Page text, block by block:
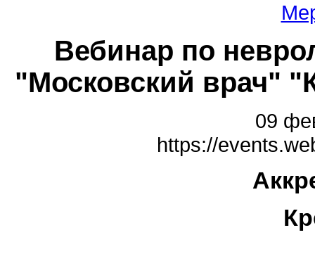
Вебинар по
"Московский врач"
09
https://